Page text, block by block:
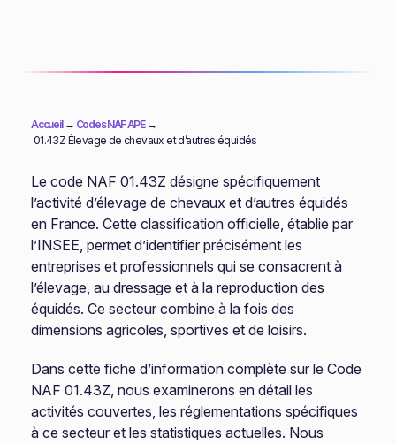
Accueil→ Codes NAF APE→
01.43Z Élevage de chevaux et d’autres équidés
Le code NAF 01.43Z désigne spécifiquement
l’activité d’élevage de chevaux et d’autres équidés
en France. Cette classification officielle, établie par
l’INSEE, permet d’identifier précisément les
entreprises et professionnels qui se consacrent à
l’élevage, au dressage et à la reproduction des
équidés. Ce secteur combine à la fois des
dimensions agricoles, sportives et de loisirs.
Dans cette fiche d’information complète sur le Code
NAF 01.43Z, nous examinerons en détail les
activités couvertes, les réglementations spécifiques
à ce secteur et les statistiques actuelles. Nous